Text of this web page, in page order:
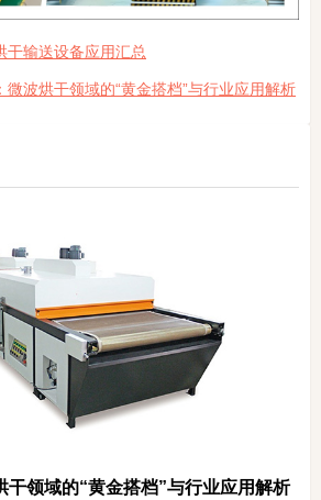
干输送设备应用汇总
波烘干领域的“黄金搭档”与行业应用解析
干领域的“黄金搭档”与行业应用解析